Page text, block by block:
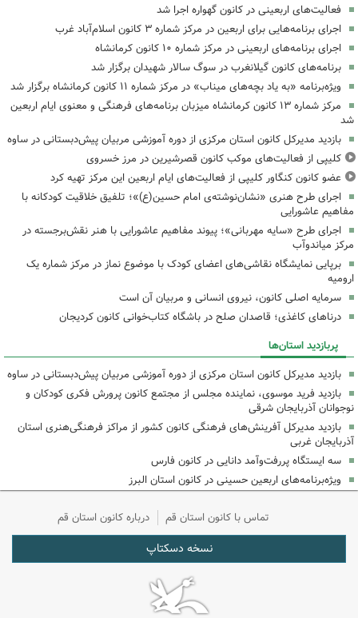
فعالیت‌های اربعینی در کانون گهواره اجرا شد
اجرای برنامه‌هایی برای اربعین در مرکز شماره ۳ کانون اسلام‌آباد غرب
اجرای برنامه‌های اربعینی در مرکز شماره ۱۰ کانون کرمانشاه
برنامه‌های کانون گیلانغرب در سوگ سالار شهیدان برگزار شد
ویژه‌برنامه «به یاد بچه‌های میناب» در مرکز شماره ۱۱ کانون کرمانشاه برگزار شد
مرکز شماره ۱۳ کانون کرمانشاه میزبان برنامه‌های فرهنگی و معنوی ایام اربعین
شد
بازدید مدیرکل کانون استان مرکزی از دوره آموزشی مربیان پیش‌دبستانی در ساوه
کلیپی از فعالیت‌های موکب کانون قصرشیرین در مرز خسروی
عضو کانون کنگاور کلیپی از فعالیت‌های ایام اربعین این مرکز تهیه کرد
اجرای طرح هنری «نشان‌نوشته‌ی امام حسین(ع)»؛ تلفیق خلاقیت کودکانه با
مفاهیم عاشورایی
اجرای طرح «سایه مهربانی»؛ پیوند مفاهیم عاشورایی با هنر نقش‌برجسته در
مرکز میاندوآب
برپایی نمایشگاه نقاشی‌های اعضای کودک با موضوع نماز در مرکز شماره یک
ارومیه
سرمایه اصلی کانون، نیروی انسانی و مربیان آن است
درناهای کاغذی؛ قاصدان صلح در باشگاه کتاب‌خوانی کانون کردیجان
پربازدید استان‌ها
بازدید مدیرکل کانون استان مرکزی از دوره آموزشی مربیان پیش‌دبستانی در ساوه
بازدید فرید موسوی، نماینده مجلس از مجتمع کانون پرورش فکری کودکان و
نوجوانان آذربایجان شرقی
بازدید مدیرکل آفرینش‌های فرهنگی کانون کشور از مراکز فرهنگی‌هنری استان
آذربایجان غربی
سه ایستگاه پررفت‌وآمد دانایی در کانون فارس
ویژه‌برنامه‌های اربعین حسینی در کانون استان البرز
تماس با کانون استان قم درباره کانون استان قم
نسخه دسکتاپ